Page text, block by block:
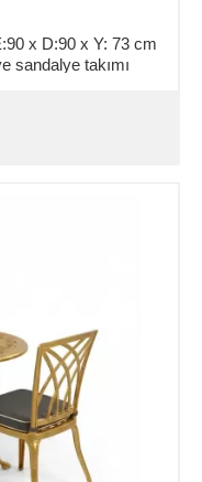
x D:90 x Y: 73 cm
sandalye takımı